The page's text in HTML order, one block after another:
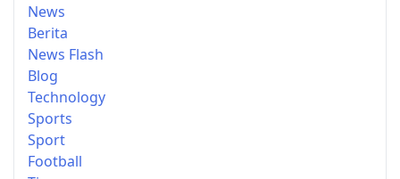
News
Berita
News Flash
Blog
Technology
Sports
Sport
Football